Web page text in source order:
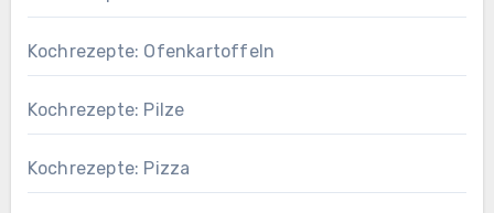
Kochrezepte: Ofenkartoffeln
Kochrezepte: Pilze
Kochrezepte: Pizza